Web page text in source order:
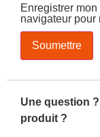
Enregistrer
navigateur pour
Une question
produit ?